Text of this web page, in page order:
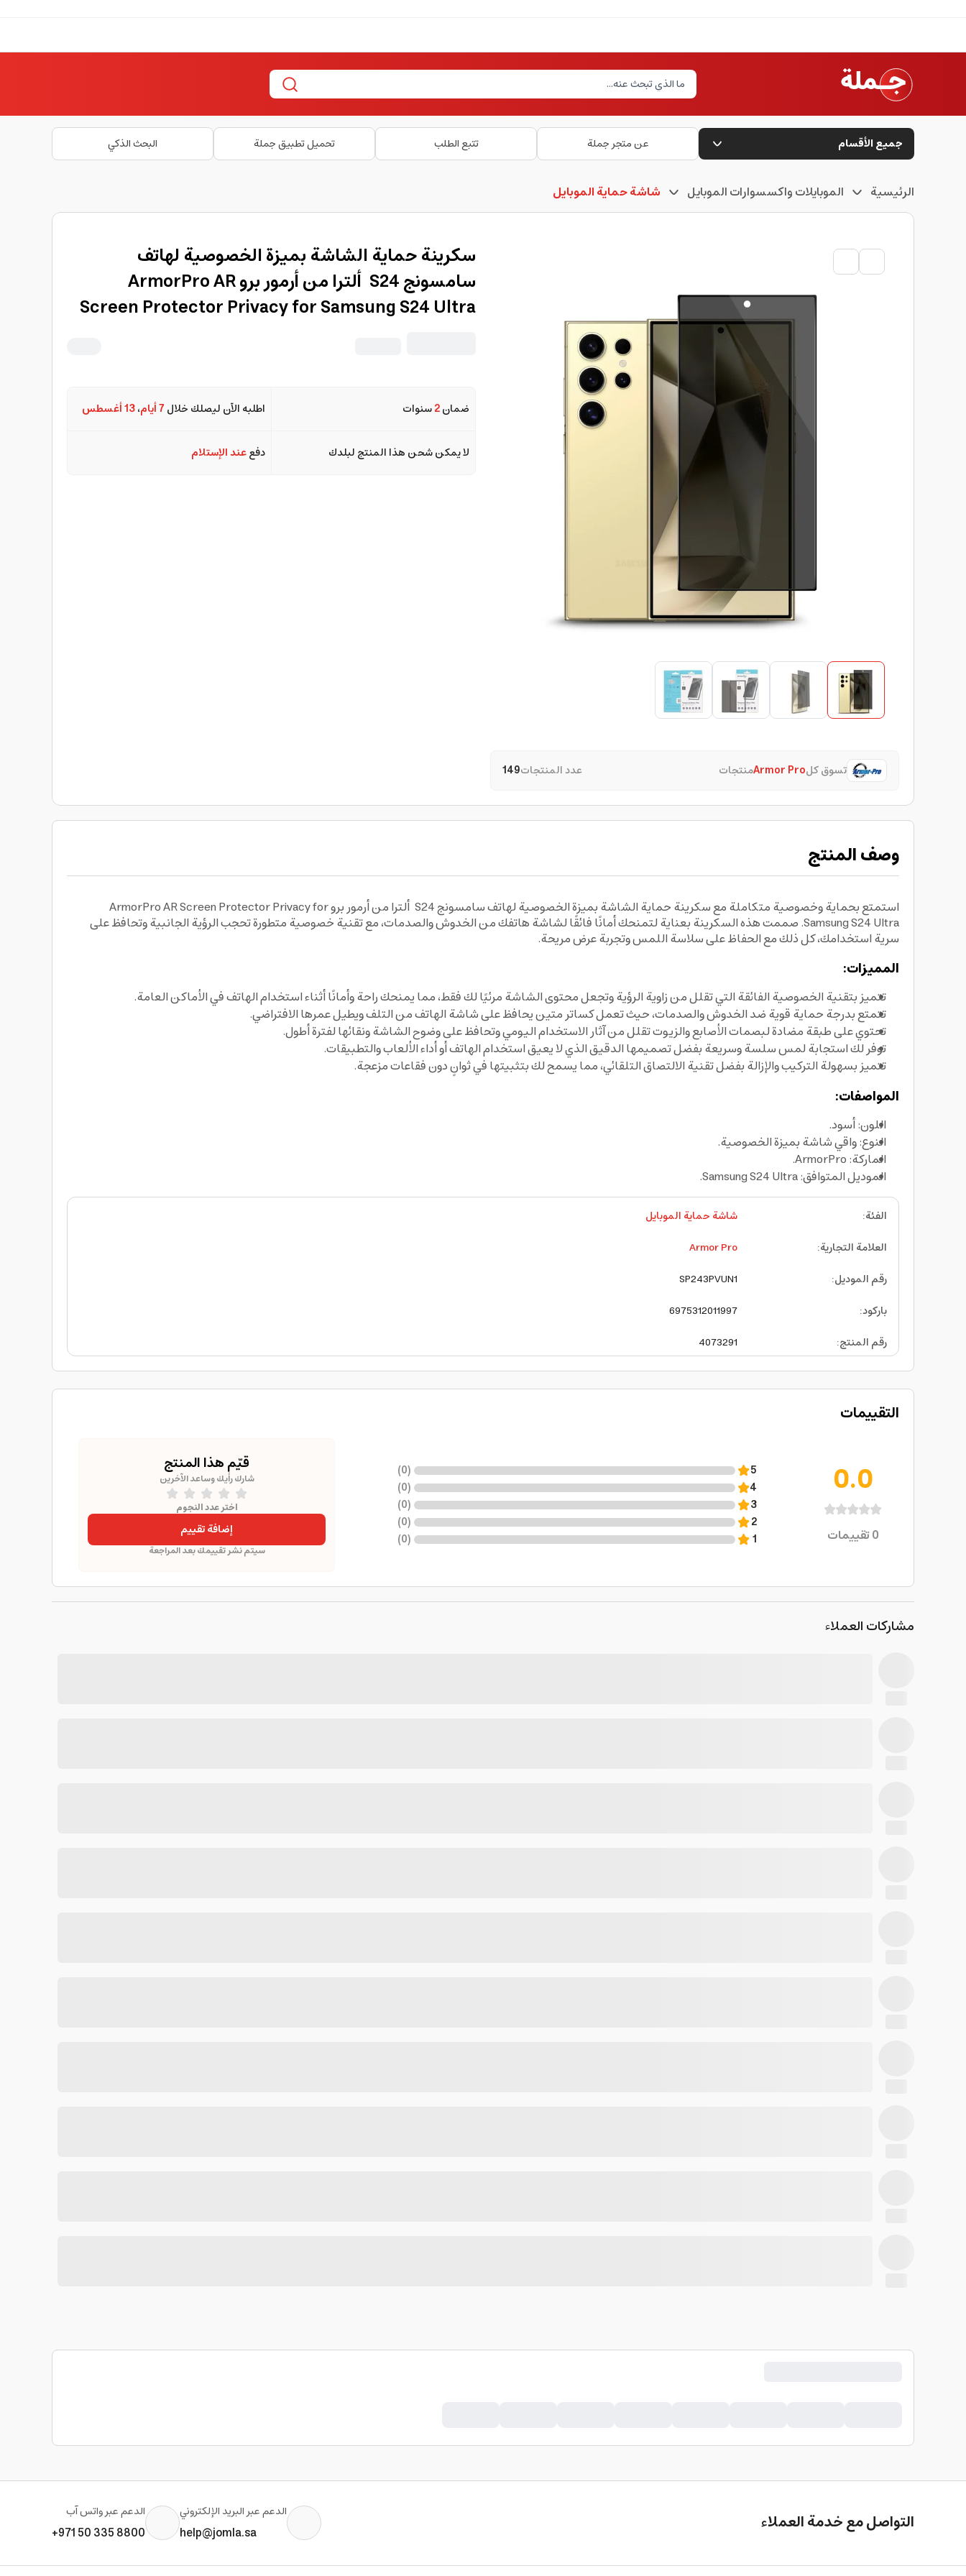
جميع الأقسام عن متجر جملة تتبع الطلب تحميل تطبيق جملة البحث الذكي
الرئيسية الموبايلات واكسسوارات الموبايل شاشة حماية الموبايل
تسوق كلArmor Proمنتجات عدد المنتجات149
سكرينة حماية الشاشة بميزة الخصوصية لهاتف
سامسونج S24 ألترا من أرمور برو ArmorPro AR
Screen Protector Privacy for Samsung S24 Ultra
ضمان2سنوات اطلبه الآن ليصلك خلال 7 أيام ،13 أغسطس
لا يمكن شحن هذا المنتج لبلدك دفععند الإستلام
وصف المنتج
استمتع بحماية وخصوصية متكاملة مع سكرينة حماية الشاشة بميزة الخصوصية لهاتف سامسونج S24 ألترا من أرمور برو ArmorPro AR Screen Protector Privacy for
Samsung S24 Ultra. صممت هذه السكرينة بعناية لتمنحك أمانًا فائقًا لشاشة هاتفك من الخدوش والصدمات، مع تقنية خصوصية متطورة تحجب الرؤية الجانبية وتحافظ على
سرية استخدامك، كل ذلك مع الحفاظ على سلاسة اللمس وتجربة عرض مريحة.
المميزات:
تتميز بتقنية الخصوصية الفائقة التي تقلل من زاوية الرؤية وتجعل محتوى الشاشة مرئيًا لك فقط، مما يمنحك راحة وأمانًا أثناء استخدام الهاتف في الأماكن العامة.
تتمتع بدرجة حماية قوية ضد الخدوش والصدمات، حيث تعمل كساتر متين يحافظ على شاشة الهاتف من التلف ويطيل عمرها الافتراضي.
تحتوي على طبقة مضادة لبصمات الأصابع والزيوت تقلل من آثار الاستخدام اليومي وتحافظ على وضوح الشاشة ونقائها لفترة أطول.
توفر لك استجابة لمس سلسة وسريعة بفضل تصميمها الدقيق الذي لا يعيق استخدام الهاتف أو أداء الألعاب والتطبيقات.
تتميز بسهولة التركيب والإزالة بفضل تقنية الالتصاق التلقائي، مما يسمح لك بتثبيتها في ثوانٍ دون فقاعات مزعجة.
المواصفات:
اللون: أسود.
النوع: واقي شاشة بميزة الخصوصية.
الماركة: ArmorPro.
الموديل المتوافق: Samsung S24 Ultra.
الفئة:
شاشة حماية الموبايل
العلامة التجارية:
Armor Pro
رقم الموديل:
SP243PVUN1
باركود:
6975312011997
رقم المنتج:
4073291
التقييمات
0.0
0تقييمات
5
(
0
)
4
(
0
)
3
(
0
)
2
(
0
)
1
(
0
)
قيّم هذا المنتج
شارك رأيك وساعد الآخرين
اختر عدد النجوم
إضافة تقييم
سيتم نشر تقييمك بعد المراجعة
مشاركات العملاء
التواصل مع خدمة العملاء الدعم عبر البريد الإلكتروني
help@jomla.sa
الدعم عبر واتس آب
+971 50 335 8800